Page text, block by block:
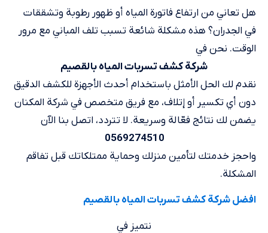
هل تعاني من ارتفاع فاتورة المياه أو ظهور رطوبة وتشققات
في الجدران؟ هذه مشكلة شائعة تسبب تلف المباني مع مرور
الوقت. نحن في
شركة كشف تسربات المياه بالقصيم
نقدم لك الحل الأمثل باستخدام أحدث الأجهزة للكشف الدقيق
دون أي تكسير أو إتلاف، مع فريق متخصص في شركة المكنان
يضمن لك نتائج فعّالة وسريعة. لا تتردد، اتصل بنا الآن
0569274510
واحجز خدمتك لتأمين منزلك وحماية ممتلكاتك قبل تفاقم
المشكلة.
افضل شركة كشف تسربات المياه بالقصيم
نتميز في